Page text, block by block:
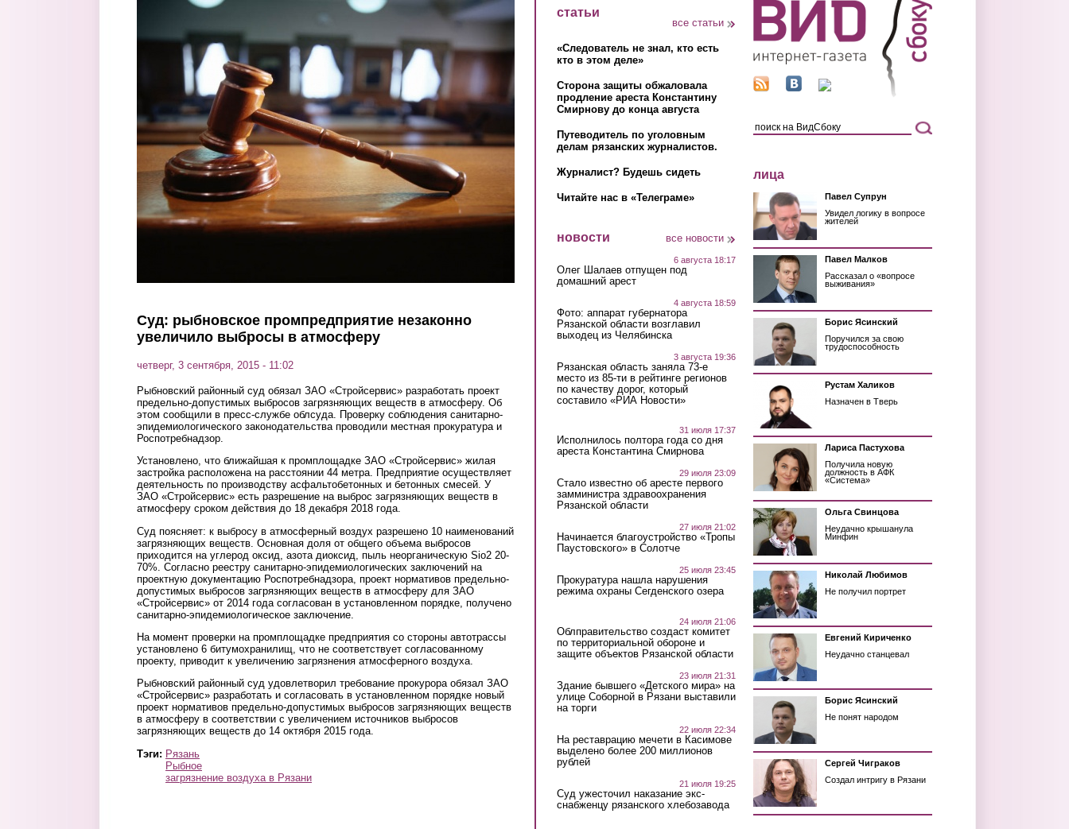
Суд: рыбновское промпредприятие незаконно
увеличило выбросы в атмосферу
четверг, 3 сентября, 2015 - 11:02
Рыбновский районный суд обязал ЗАО «Стройсервис» разработать проект
предельно-допустимых выбросов загрязняющих веществ в атмосферу. Об
этом сообщили в пресс-службе облсуда. Проверку соблюдения санитарно-
эпидемиологического законодательства проводили местная прокуратура и
Роспотребнадзор.
Установлено, что ближайшая к промплощадке ЗАО «Стройсервис» жилая
застройка расположена на расстоянии 44 метра. Предприятие осуществляет
деятельность по производству асфальтобетонных и бетонных смесей. У
ЗАО «Стройсервис» есть разрешение на выброс загрязняющих веществ в
атмосферу сроком действия до 18 декабря 2018 года.
Суд поясняет: к выбросу в атмосферный воздух разрешено 10 наименований
загрязняющих веществ. Основная доля от общего объема выбросов
приходится на углерод оксид, азота диоксид, пыль неорганическую Sio2 20-
70%. Согласно реестру санитарно-эпидемиологических заключений на
проектную документацию Роспотребнадзора, проект нормативов предельно-
допустимых выбросов загрязняющих веществ в атмосферу для ЗАО
«Стройсервис» от 2014 года согласован в установленном порядке, получено
санитарно-эпидемиологическое заключение.
На момент проверки на промплощадке предприятия со стороны автотрассы
установлено 6 битумохранилищ, что не соответствует согласованному
проекту, приводит к увеличению загрязнения атмосферного воздуха.
Рыбновский районный суд удовлетворил требование прокурора обязал ЗАО
«Стройсервис» разработать и согласовать в установленном порядке новый
проект нормативов предельно-допустимых выбросов загрязняющих веществ
в атмосферу в соответствии с увеличением источников выбросов
загрязняющих веществ до 14 октября 2015 года.
Тэги: Рязань
Рыбное
загрязнение воздуха в Рязани
статьи
все статьи
«Следователь не знал, кто есть
кто в этом деле»
Сторона защиты обжаловала
продление ареста Константину
Смирнову до конца августа
Путеводитель по уголовным
делам рязанских журналистов.
Журналист? Будешь сидеть
Читайте нас в «Телеграме»
новости все новости
6 августа 18:17
Олег Шалаев отпущен под
домашний арест
4 августа 18:59
Фото: аппарат губернатора
Рязанской области возглавил
выходец из Челябинска
3 августа 19:36
Рязанская область заняла 73-е
место из 85-ти в рейтинге регионов
по качеству дорог, который
составило «РИА Новости»
31 июля 17:37
Исполнилось полтора года со дня
ареста Константина Смирнова
29 июля 23:09
Стало известно об аресте первого
замминистра здравоохранения
Рязанской области
27 июля 21:02
Начинается благоустройство «Тропы
Паустовского» в Солотче
25 июля 23:45
Прокуратура нашла нарушения
режима охраны Сегденского озера
24 июля 21:06
Облправительство создаст комитет
по территориальной обороне и
защите объектов Рязанской области
23 июля 21:31
Здание бывшего «Детского мира» на
улице Соборной в Рязани выставили
на торги
22 июля 22:34
На реставрацию мечети в Касимове
выделено более 200 миллионов
рублей
21 июля 19:25
Суд ужесточил наказание экс-
снабженцу рязанского хлебозавода
лица
Павел Супрун
Увидел логику в вопросе
жителей
Павел Малков
Рассказал о «вопросе
выживания»
Борис Ясинский
Поручился за свою
трудоспособность
Рустам Халиков
Назначен в Тверь
Лариса Пастухова
Получила новую
должность в АФК
«Система»
Ольга Свинцова
Неудачно крышанула
Минфин
Николай Любимов
Не получил портрет
Евгений Кириченко
Неудачно станцевал
Борис Ясинский
Не понят народом
Сергей Чиграков
Создал интригу в Рязани